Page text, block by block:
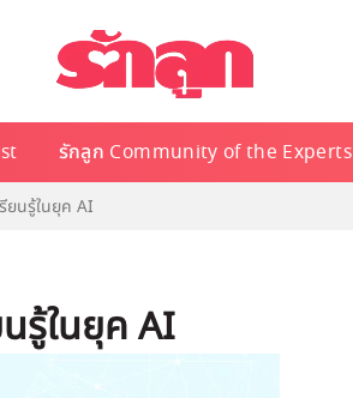
รักลูก Community of the Experts
ยนรู้ในยุค AI
รู้ในยุค AI